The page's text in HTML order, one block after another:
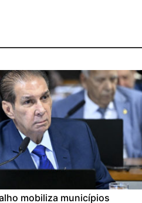
mobiliza municípios